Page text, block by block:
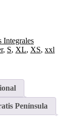
Integrales
, S, XL, XS, xxl
Península